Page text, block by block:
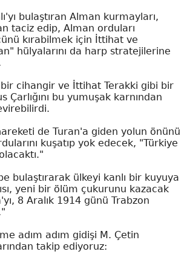
bulaştıran Alman kurmayları,
taciz edip, Alman orduları
kırabilmek için İttihat ve
hülyalarını da harp stratejilerine
bir cihangir ve İttihat Terakki gibi bir
Çarlığını bu yumuşak karnından
de Turan'a giden yolun önünü
kuşatıp yok edecek, "Türkiye
bulaştırarak ülkeyi kanlı bir kuyuya
yeni bir ölüm çukurunu kazacak
8 Aralık 1914 günü Trabzon
adım adım gidişi M. Çetin
takip ediyoruz: